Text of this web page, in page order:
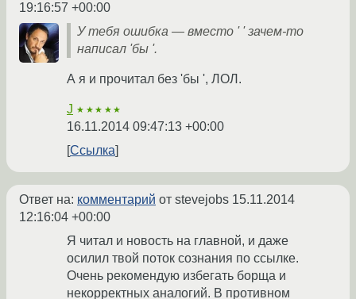
19:16:57 +00:00
У тебя ошибка — вместо ' ' зачем-то
написал 'бы '.
А я и прочитал без 'бы ', ЛОЛ.
J ★★★★★
16.11.2014 09:47:13 +00:00
Ссылка
Ответ на: комментарий от stevejobs 15.11.2014
12:16:04 +00:00
Я читал и новость на главной, и даже
осилил твой поток сознания по ссылке.
Очень рекомендую избегать борща и
некорректных аналогий. В противном